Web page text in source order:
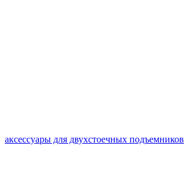
аксессуары для двухстоечных подъемников